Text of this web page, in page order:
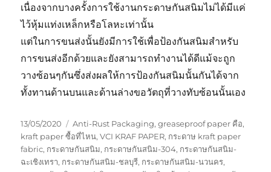
เนื่องจากบางครั้งการใช้งานกระดาษกันสนิมไม่ได้มีแค่
ไว้หุ้มแท่งเหล็กหรือโลหะเท่านั้น
แต่ในการขนส่งนั้นยังมีการใช้เพื่อป้องกันสนิมสำหรับ
การขนส่งอีกด้วยและยังสามารถทำงานได้ดีแม้จะถูก
วางซ้อนๆกันซึ่งส่งผลให้การป้องกันสนิมนั้นกันได้จาก
ทั้งทานด้านบนและด้านล่างขอวัตถุที่วางทับซ้อนนั้นเอง
Posted
on
13/05/2020 Tags
Anti-Rust Packaging,greaseproof paper คือ,
kraft paper ซื้อที่ไหน,VCI KRAF PAPER, กระดาษ kraft paper
fabric, กระดาษกันสนิม, กระดาษกันสนิม-304, กระดาษกันสนิม-
ฉะเชิงเทรา, กระดาษกันสนิม-ชลบุรี, กระดาษกันสนิม-นวนคร,